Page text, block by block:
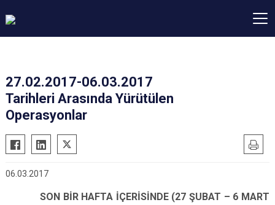
27.02.2017-06.03.2017
Tarihleri Arasında Yürütülen
Operasyonlar
06.03.2017
SON BİR HAFTA İÇERİSİNDE (27 ŞUBAT – 6 MART